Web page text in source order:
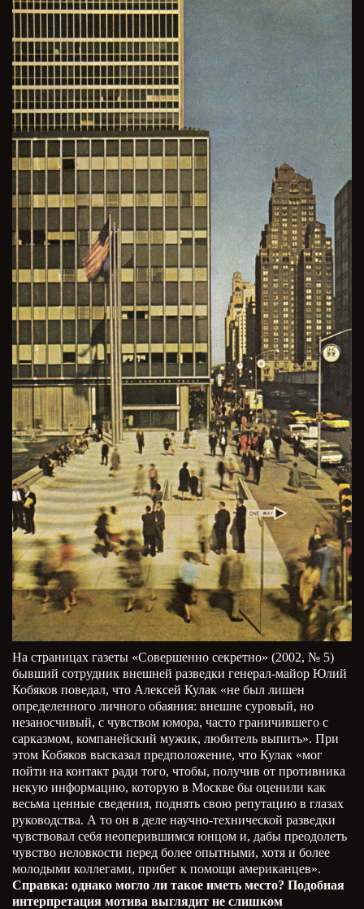
На страницах газеты «Совершенно секретно» (2002, № 5)
бывший сотрудник внешней разведки генерал-майор Юлий
Кобяков поведал, что Алексей Кулак «не был лишен
определенного личного обаяния: внешне суровый, но
незаносчивый, с чувством юмора, часто граничившего с
сарказмом, компанейский мужик, любитель выпить». При
этом Кобяков высказал предположение, что Кулак «мог
пойти на контакт ради того, чтобы, получив от противника
некую информацию, которую в Москве бы оценили как
весьма ценные сведения, поднять свою репутацию в глазах
руководства. А то он в деле научно-технической разведки
чувствовал себя неоперившимся юнцом и, дабы преодолеть
чувство неловкости перед более опытными, хотя и более
молодыми коллегами, прибег к помощи американцев».
Справка: однако могло ли такое иметь место? Подобная
интерпретация мотива выглядит не слишком